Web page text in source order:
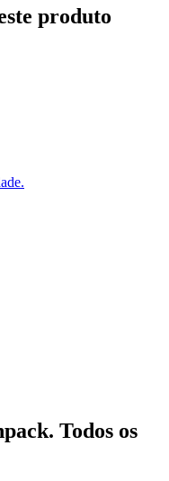
produto
Todos os